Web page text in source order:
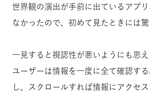
世界観の演出が手前に出ているアプ
なかったので、 初めて見たときには驚
一見すると視認性が悪いようにも思
ユーザーは情報を一度に全て確認す
し、スクロールすれば情報にアクセ